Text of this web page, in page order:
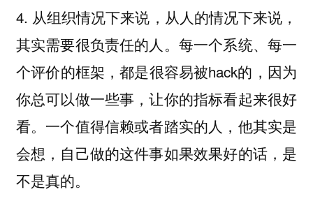
4. 从组织情况下来说，从人的情况下来说，
其实需要很负责任的人。每一个系统、每一
个评价的框架，都是很容易被hack的，因为
你总可以做一些事，让你的指标看起来很好
看。一个值得信赖或者踏实的人，他其实是
会想，自己做的这件事如果效果好的话，是
不是真的。